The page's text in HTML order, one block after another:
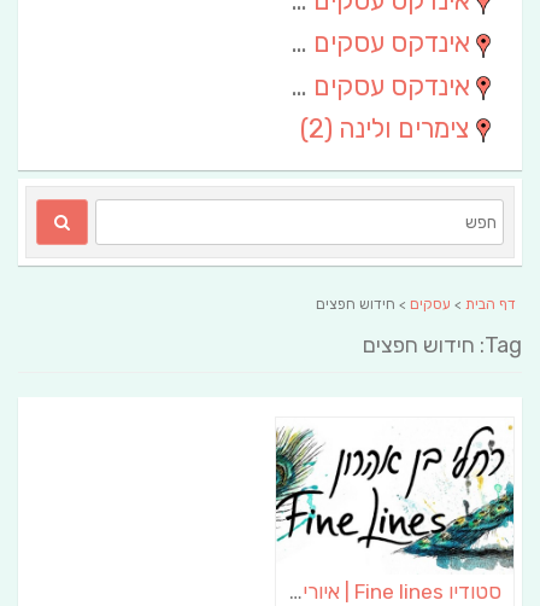
אינדקס עסקים חבל שלום
אינדקס עסקים ארצי
צימרים ולינה (2)
דף הבית > עסקים > חידוש חפצים
Tag: חידוש חפצים
סטודיו Fine lines | איורים | שלטים | תמונות | הדפסים | מתנות בהזמנה אישית